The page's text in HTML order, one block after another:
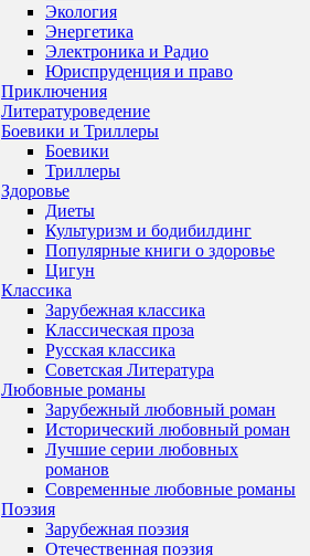
Экология
Энергетика
Электроника и Радио
Юриспруденция и право
Приключения
Литературоведение
Боевики и Триллеры
Боевики
Триллеры
Здоровье
Диеты
Культуризм и бодибилдинг
Популярные книги о здоровье
Цигун
Классика
Зарубежная классика
Классическая проза
Русская классика
Советская Литература
Любовные романы
Зарубежный любовный роман
Исторический любовный роман
Лучшие серии любовных
романов
Современные любовные романы
Поэзия
Зарубежная поэзия
Отечественная поэзия